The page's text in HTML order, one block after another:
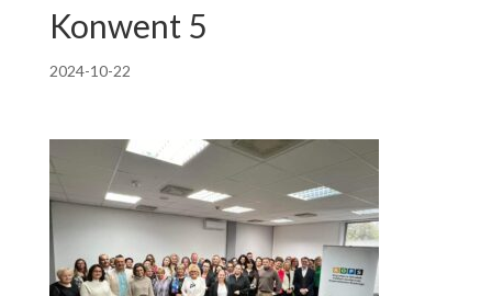
Konwent 5
2024-10-22